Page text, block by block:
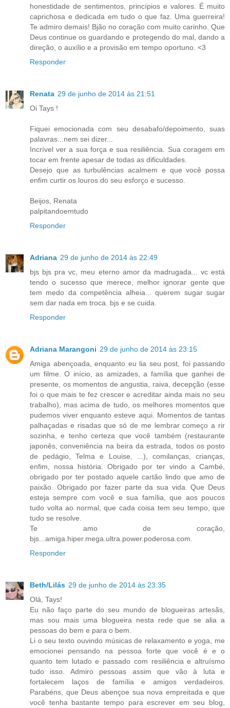
honestidade de sentimentos, princípios e valores. É muito
caprichosa e dedicada em tudo o que faz. Uma guerreira!
Te admiro demais! Bjão no coração com muito carinho. Que
Deus continue os guardando e protegendo do mal, dando a
direção, o auxílio e a provisão em tempo oportuno. <3
Responder
Renata 29 de junho de 2014 às 21:51
Oi Tays !
Fiquei emocionada com seu desabafo/depoimento, suas
palavras...nem sei dizer...
Incrível ver a sua força e sua resiliência. Sua coragem em
tocar em frente apesar de todas as dificuldades.
Desejo que as turbulências acalmem e que você possa
enfim curtir os louros do seu esforço e sucesso.
Beijos, Renata
palpitandoemtudo
Responder
Adriana 29 de junho de 2014 às 22:49
bjs bjs pra vc, meu eterno amor da madrugada... vc está
tendo o sucesso que merece, melhor ignorar gente que
tem medo da competência alheia... querem sugar sugar
sem dar nada em troca. bjs e se cuida.
Responder
Adriana Marangoni 29 de junho de 2014 às 23:15
Amiga abençoada, enquanto eu lia seu post, foi passando
um filme. O início, as amizades, a família que ganhei de
presente, os momentos de angustia, raiva, decepção (esse
foi o que mais te fez crescer e acreditar ainda mais no seu
trabalho), mas acima de tudo, os melhores momentos que
pudemos viver enquanto esteve aqui. Momentos de tantas
palhaçadas e risadas que só de me lembrar começo a rir
sozinha, e tenho certeza que você também (restaurante
japonês, conveniência na beira da estrada, todos os posto
de pedágio, Telma e Louise, ...), comilanças, crianças,
enfim, nossa história. Obrigado por ter vindo a Cambé,
obrigado por ter postado aquele cartão lindo que amo de
paixão. Obrigado por fazer parte da sua vida. Que Deus
esteja sempre com você e sua família, que aos poucos
tudo volta ao normal, que cada coisa tem seu tempo, que
tudo se resolve.
Te amo de coração,
bjs...amiga.hiper.mega.ultra.power.poderosa.com.
Responder
Beth/Lilás 29 de junho de 2014 às 23:35
Olá, Tays!
Eu não faço parte do seu mundo de blogueiras artesãs,
mas sou mais uma blogueira nesta rede que se alia a
pessoas do bem e para o bem.
Li o seu texto ouvindo músicas de relaxamento e yoga, me
emocionei pensando na pessoa forte que você é e o
quanto tem lutado e passado com resiliência e altruísmo
tudo isso. Admiro pessoas assim que vão à luta e
fortalecem laços de família e amigos verdadeiros.
Parabéns, que Deus abençoe sua nova empreitada e que
você tenha bastante tempo para escrever em seu blog,